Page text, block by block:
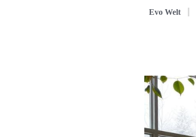
Evo Welt